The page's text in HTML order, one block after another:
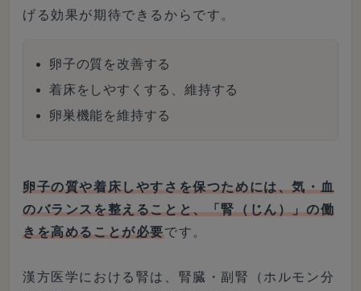
げる効果が期待できるからです。
卵子の質を改善する
着床をしやすくする、維持する
卵巣機能を維持する
卵子の質や着床しやすさを保つためには、気・血
のバランスを整えることと、「腎（じん）」の働
きを高めることが必要です。
漢方医学における腎は、腎臓・副腎（ホルモン分